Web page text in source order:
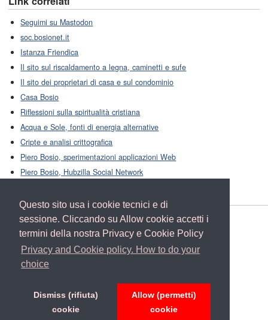
Questo sito usa i cookie tecnici e di
sessione. Cliccando su Allow cookie accetti i
termini della nostra Privacy e Cookie Policy
Privacy and Cookie policy. How to do your
choice
Dismiss (rifiuta)
cookie
Allow (permetti)
cookie
Seguimi su Mastodon
soc.bosionet.it
Istanza Friendica
Il sito sul riscaldamento a legna, caminetti e sufe
Il sito dei proprietari di casa e sul condominio
Casa Bosio
Riflessioni sulla spiritualità cristiana
Acqua e Sole, fonti di energia alternative
Cripte e analisi crittografica
Piero Bosio, sperimentazioni applicazioni Web
Piero Bosio, Hubzilla Social Network
Home
Friendica
Mastodon
Hubzilla
Facebook
Privacy e Cookie Policy
This blog is licensed under a
Creative Commons License